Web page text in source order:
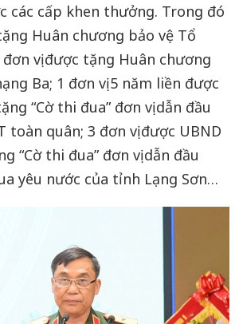
các cấp khen thưởng. Trong đó
Huân chương bảo vệ Tổ
vị được tặng Huân chương
Ba; 1 đơn vị 5 năm liền được
“Cờ thi đua” đơn vị dẫn đầu
toàn quân; 3 đơn vị được UBND
“Cờ thi đua” đơn vị dẫn đầu
yêu nước của tỉnh Lạng Sơn…